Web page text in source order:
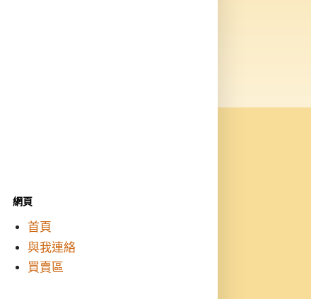
網頁
首頁
與我連絡
買賣區